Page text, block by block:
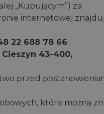
„Kupującym”) za
internetowej
22 688 78 66
Cieszyn 43-400,
przed
które można